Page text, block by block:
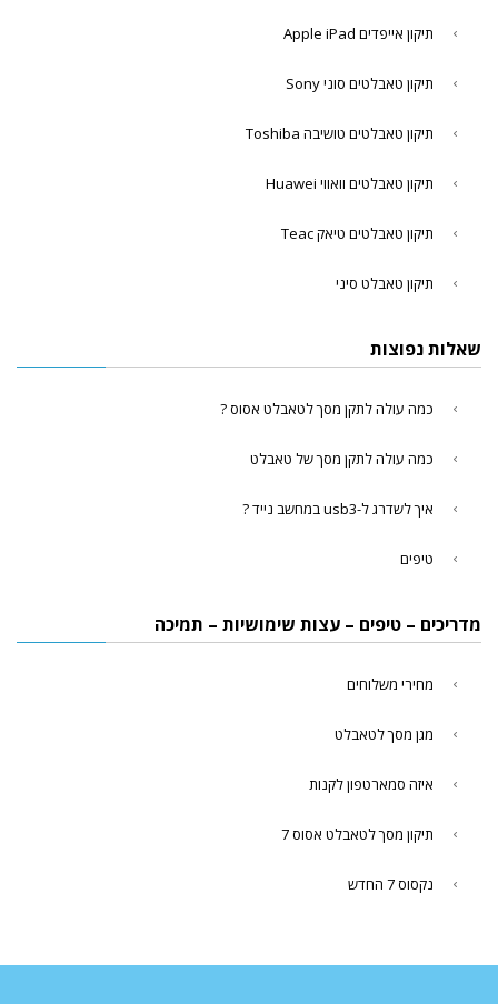
תיקון אייפדים Apple iPad
תיקון טאבלטים סוני Sony
תיקון טאבלטים טושיבה Toshiba
תיקון טאבלטים וואווי Huawei
תיקון טאבלטים טיאק Teac
תיקון טאבלט סיני
שאלות נפוצות
כמה עולה לתקן מסך לטאבלט אסוס ?
כמה עולה לתקן מסך של טאבלט
איך לשדרג ל-usb3 במחשב נייד ?
טיפים
מדריכים – טיפים – עצות שימושיות – תמיכה
מחירי משלוחים
מגן מסך לטאבלט
איזה סמארטפון לקנות
תיקון מסך לטאבלט אסוס 7
נקסוס 7 החדש